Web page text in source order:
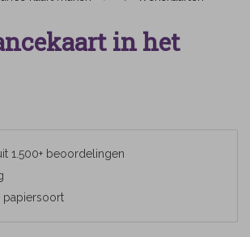
in het
1.500+ beoordelingen